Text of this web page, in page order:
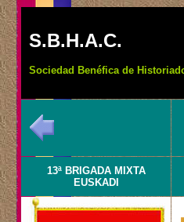
S.B.H.A.C.
Sociedad Benéfica de
13ª BRIGADA MIXTA
EUSKADI